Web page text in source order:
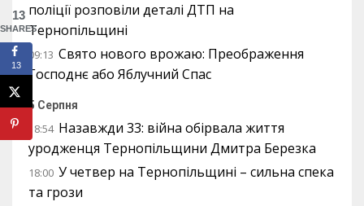
поліції розповіли деталі ДТП на
Тернопільщині
09:13 Свято нового врожаю: Преображення
Господнє або Яблучний Спас
5 Серпня
18:54 Назавжди 33: війна обірвала життя
уродженця Тернопільщини Дмитра Березка
18:00 У четвер на Тернопільщині – сильна спека
та грози
13
SHARES
13